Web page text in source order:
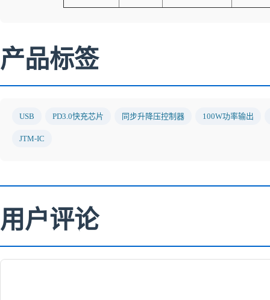
产品标签
USB PD3.0快充芯片 同步升降压控制器 100W功率输出
JTM-IC
用户评论